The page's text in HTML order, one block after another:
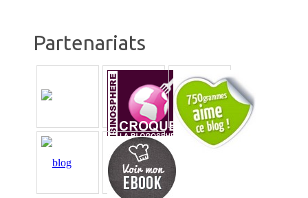
Partenariats